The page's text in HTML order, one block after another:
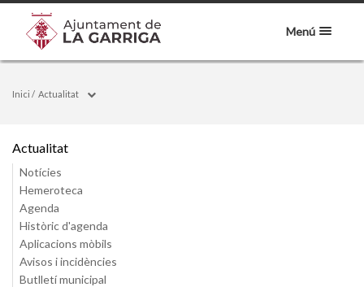
Menú
Inici / Actualitat
Actualitat
Notícies
Hemeroteca
Agenda
Històric d'agenda
Aplicacions mòbils
Avisos i incidències
Butlletí municipal